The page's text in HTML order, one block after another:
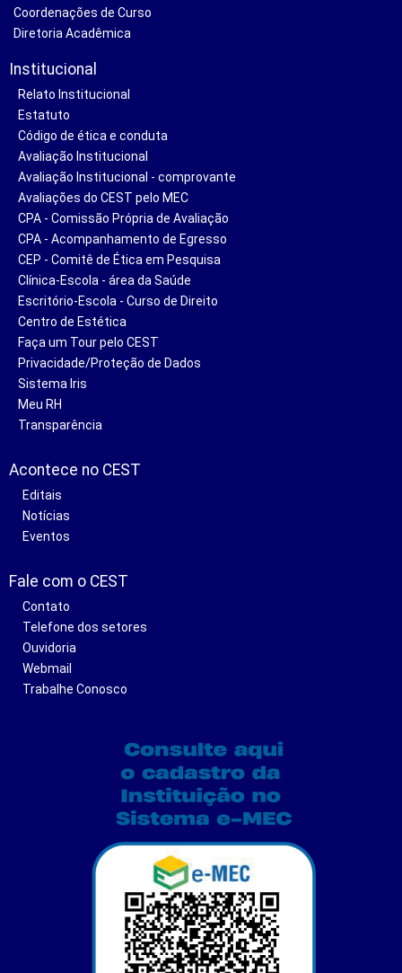
Coordenações de Curso
Diretoria Acadêmica
Institucional
Relato Institucional
Estatuto
Código de ética e conduta
Avaliação Institucional
Avaliação Institucional - comprovante
Avaliações do CEST pelo MEC
CPA - Comissão Própria de Avaliação
CPA - Acompanhamento de Egresso
CEP - Comitê de Ética em Pesquisa
Clínica-Escola - área da Saúde
Escritório-Escola - Curso de Direito
Centro de Estética
Faça um Tour pelo CEST
Privacidade/Proteção de Dados
Sistema Iris
Meu RH
Transparência
Acontece no CEST
Editais
Notícias
Eventos
Fale com o CEST
Contato
Telefone dos setores
Ouvidoria
Webmail
Trabalhe Conosco